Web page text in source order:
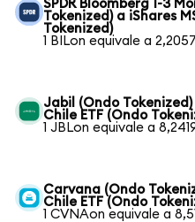
SPDR Bloomberg 1-3
Tokenized) a iShares
Tokenized)
1 BILon equivale a
Jabil (Ondo Tokenized)
Chile ETF (Ondo
1 JBLon equivale a
Carvana (Ondo
Chile ETF (Ondo
1 CVNAon equivale a